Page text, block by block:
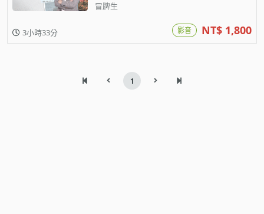
冒牌生
3小時33分 影音 NT$ 1,800
1